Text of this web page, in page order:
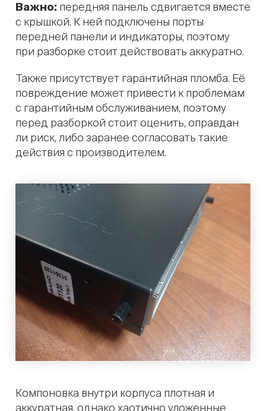
Важно: передняя панель сдвигается вместе
с крышкой. К ней подключены порты
передней панели и индикаторы, поэтому
при разборке стоит действовать аккуратно.
Также присутствует гарантийная пломба. Её
повреждение может привести к проблемам
с гарантийным обслуживанием, поэтому
перед разборкой стоит оценить, оправдан
ли риск, либо заранее согласовать такие
действия с производителем.
Компоновка внутри корпуса плотная и
аккуратная, однако хаотично уложенные